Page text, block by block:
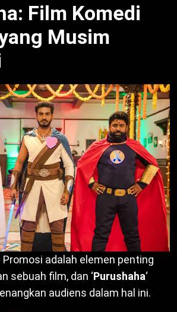
Film Komedi
Musim
Promosi adalah elemen penting
sebuah film, dan ‘Purushaha‘
audiens dalam hal ini.